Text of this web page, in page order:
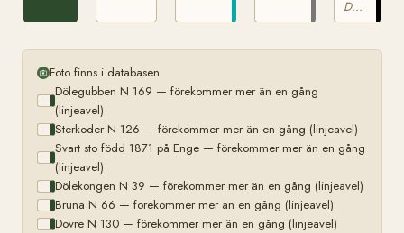
omkring
1850
Rindal
Dölehäst
Foto finns i databasen
Dölegubben N 169 — förekommer mer än en gång
(linjeavel)
Sterkoder N 126 — förekommer mer än en gång (linjeavel)
Svart sto född 1871 på Enge — förekommer mer än en gång
(linjeavel)
Dölekongen N 39 — förekommer mer än en gång (linjeavel)
Bruna N 66 — förekommer mer än en gång (linjeavel)
Dovre N 130 — förekommer mer än en gång (linjeavel)